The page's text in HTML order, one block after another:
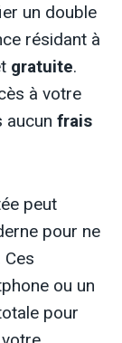
un double
résidant à
gratuite.
à votre
aucun frais
peut
pour ne
Ces
ou un
pour